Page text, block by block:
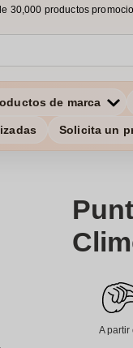
30,000 productos
de marca
Solicita un
A partir